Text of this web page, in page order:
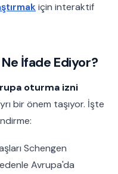
için interaktif
İfade Ediyor?
oturma izni
bir önem taşıyor. İşte
Schengen
Avrupa'da